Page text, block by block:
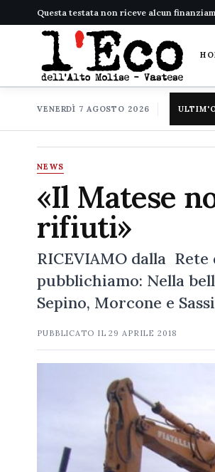
Questa testata non riceve alcun
VENERDÌ 7 AGOSTO 2026
NEWS
«Il Matese
rifiuti»
RICEVIAMO dalla
pubblichiamo: Nella
Sepino, Morcone e
PUBBLICATO IL29 APRILE 2018